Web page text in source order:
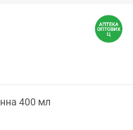
400 мл